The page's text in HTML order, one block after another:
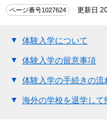
ページ番号1027624 更新日
体験入学について
体験入学の留意事項
体験入学の手続きの流
海外の学校を退学して